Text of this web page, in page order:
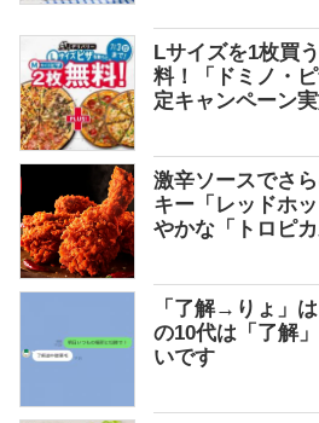
Lサイズを1枚買
料！「ドミノ・
定キャンペーン
激辛ソースでさ
キー「レッドホ
やかな「トロピ
「了解→りょ」
の10代は「了解
いです